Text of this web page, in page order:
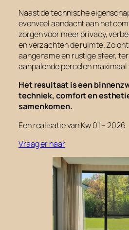
Naast de technische
evenveel aandacht aan het
zorgen voor meer privacy,
en verzachten de ruimte. Zo
aangename en rustige sfeer,
aanpalende percelen
Het resultaat is een
techniek, comfort en
samenkomen.
Een realisatie van Kw 01 – 2026
Vraag er naar